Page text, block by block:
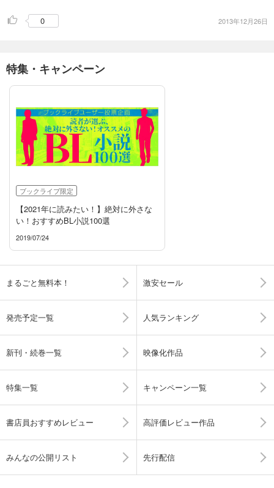
0 2013年12月26日
特集・キャンペーン
ブックライブ限定
【2021年に読みたい！】絶対に外さな
い！おすすめBL小説100選
2019/07/24
まるごと無料本！ 激安セール
発売予定一覧 人気ランキング
新刊・続巻一覧 映像化作品
特集一覧 キャンペーン一覧
書店員おすすめレビュー 高評価レビュー作品
みんなの公開リスト 先行配信